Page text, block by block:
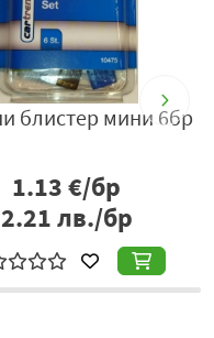
блистер мини 6бр
1.13€/бр
2.21лв./бр